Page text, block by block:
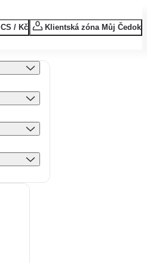
CS / Kč Klientská zóna Můj Čedok